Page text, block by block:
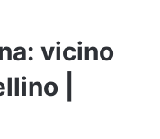
vicino
|